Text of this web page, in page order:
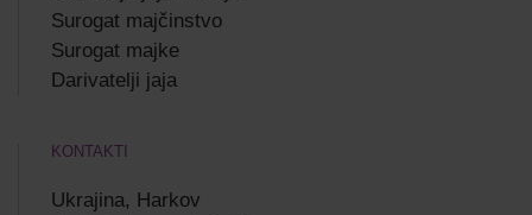
Surogat majčinstvo
Surogat majke
Darivatelji jaja
KONTAKTI
Ukrajina, Harkov